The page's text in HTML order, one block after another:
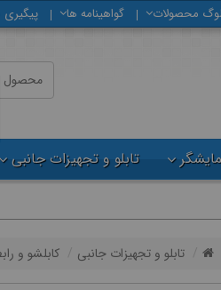
محصولات گواهینامه ها
تابلو و تجهیزات جانبی
تابلو و تجهیزات جانبی کابلشو و